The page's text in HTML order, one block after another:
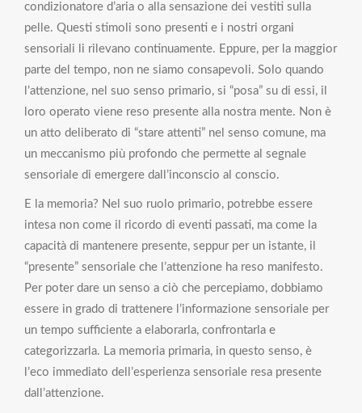
condizionatore d’aria o alla sensazione dei vestiti sulla
pelle. Questi stimoli sono presenti e i nostri organi
sensoriali li rilevano continuamente. Eppure, per la maggior
parte del tempo, non ne siamo consapevoli. Solo quando
l’attenzione, nel suo senso primario, si “posa” su di essi, il
loro operato viene reso presente alla nostra mente. Non è
un atto deliberato di “stare attenti” nel senso comune, ma
un meccanismo più profondo che permette al segnale
sensoriale di emergere dall’inconscio al conscio.
E la memoria? Nel suo ruolo primario, potrebbe essere
intesa non come il ricordo di eventi passati, ma come la
capacità di mantenere presente, seppur per un istante, il
“presente” sensoriale che l’attenzione ha reso manifesto.
Per poter dare un senso a ciò che percepiamo, dobbiamo
essere in grado di trattenere l’informazione sensoriale per
un tempo sufficiente a elaborarla, confrontarla e
categorizzarla. La memoria primaria, in questo senso, è
l’eco immediato dell’esperienza sensoriale resa presente
dall’attenzione.